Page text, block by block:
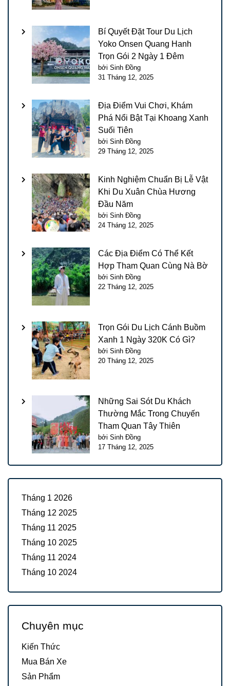
Bí Quyết Đặt Tour Du Lịch
Yoko Onsen Quang Hanh
Trọn Gói 2 Ngày 1 Đêm
bởi Sinh Đồng
31 Tháng 12, 2025
Địa Điểm Vui Chơi, Khám
Phá Nổi Bật Tại Khoang Xanh
Suối Tiên
bởi Sinh Đồng
29 Tháng 12, 2025
Kinh Nghiệm Chuẩn Bị Lễ Vật
Khi Du Xuân Chùa Hương
Đầu Năm
bởi Sinh Đồng
24 Tháng 12, 2025
Các Địa Điểm Có Thể Kết
Hợp Tham Quan Cùng Nà Bờ
bởi Sinh Đồng
22 Tháng 12, 2025
Trọn Gói Du Lịch Cánh Buồm
Xanh 1 Ngày 320K Có Gì?
bởi Sinh Đồng
20 Tháng 12, 2025
Những Sai Sót Du Khách
Thường Mắc Trong Chuyến
Tham Quan Tây Thiên
bởi Sinh Đồng
17 Tháng 12, 2025
Tháng 1 2026
Tháng 12 2025
Tháng 11 2025
Tháng 10 2025
Tháng 11 2024
Tháng 10 2024
Chuyên mục
Kiến Thức
Mua Bán Xe
Sản Phẩm